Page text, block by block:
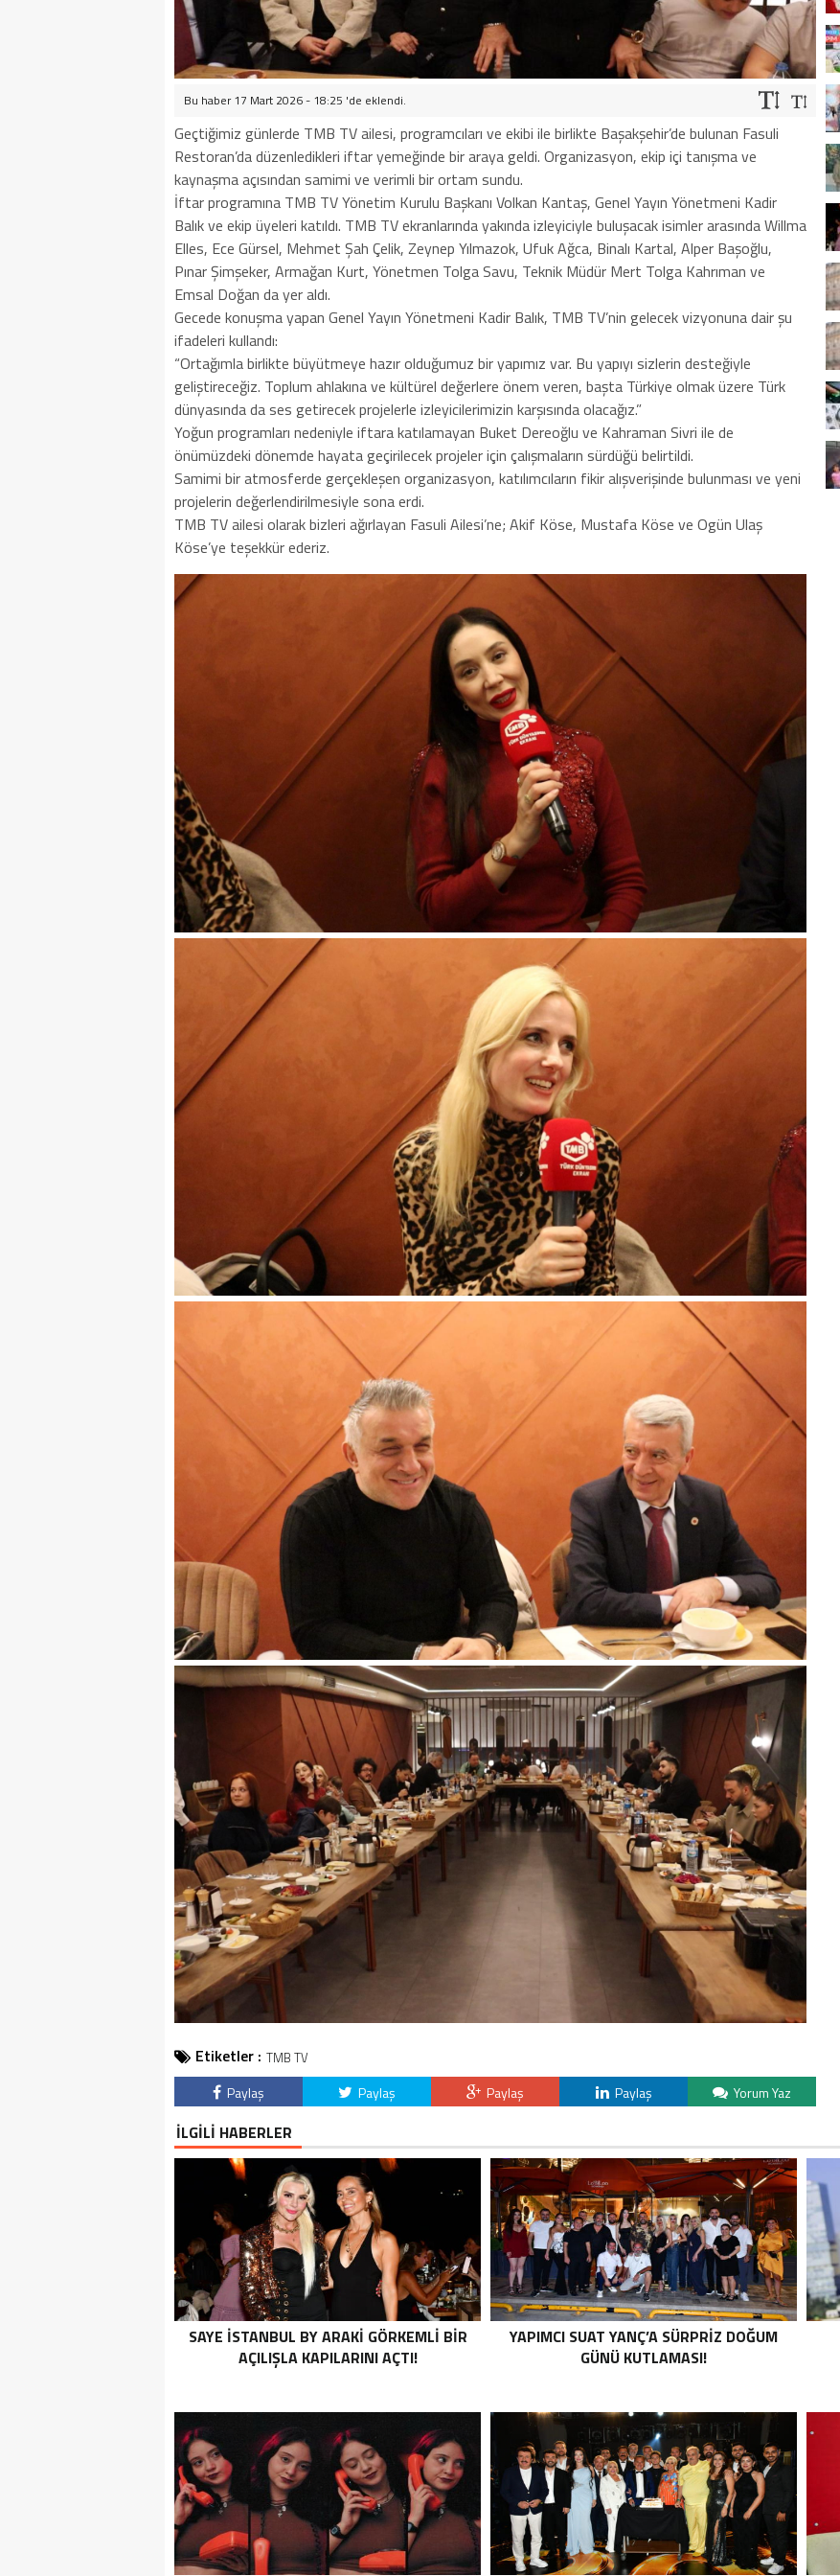
Bu haber 17 Mart 2026 - 18:25 'de eklendi.
Geçtiğimiz günlerde TMB TV ailesi, programcıları ve ekibi ile birlikte Başakşehir’de bulunan Fasuli
Restoran’da düzenledikleri iftar yemeğinde bir araya geldi. Organizasyon, ekip içi tanışma ve
kaynaşma açısından samimi ve verimli bir ortam sundu.
İftar programına TMB TV Yönetim Kurulu Başkanı Volkan Kantaş, Genel Yayın Yönetmeni Kadir
Balık ve ekip üyeleri katıldı. TMB TV ekranlarında yakında izleyiciyle buluşacak isimler arasında Willma
Elles, Ece Gürsel, Mehmet Şah Çelik, Zeynep Yılmazok, Ufuk Ağca, Binalı Kartal, Alper Başoğlu,
Pınar Şimşeker, Armağan Kurt, Yönetmen Tolga Savu, Teknik Müdür Mert Tolga Kahrıman ve
Emsal Doğan da yer aldı.
Gecede konuşma yapan Genel Yayın Yönetmeni Kadir Balık, TMB TV’nin gelecek vizyonuna dair şu
ifadeleri kullandı:
“Ortağımla birlikte büyütmeye hazır olduğumuz bir yapımız var. Bu yapıyı sizlerin desteğiyle
geliştireceğiz. Toplum ahlakına ve kültürel değerlere önem veren, başta Türkiye olmak üzere Türk
dünyasında da ses getirecek projelerle izleyicilerimizin karşısında olacağız.”
Yoğun programları nedeniyle iftara katılamayan Buket Dereoğlu ve Kahraman Sivri ile de
önümüzdeki dönemde hayata geçirilecek projeler için çalışmaların sürdüğü belirtildi.
Samimi bir atmosferde gerçekleşen organizasyon, katılımcıların fikir alışverişinde bulunması ve yeni
projelerin değerlendirilmesiyle sona erdi.
TMB TV ailesi olarak bizleri ağırlayan Fasuli Ailesi’ne; Akif Köse, Mustafa Köse ve Ogün Ulaş
Köse’ye teşekkür ederiz.
Etiketler : TMB TV
Paylaş Paylaş Paylaş Paylaş Yorum Yaz
İLGİLİ HABERLER
SAYE İSTANBUL BY ARAKİ GÖRKEMLİ BİR
AÇILIŞLA KAPILARINI AÇTI!
YAPIMCI SUAT YANÇ’A SÜRPRIZ DOĞUM
GÜNÜ KUTLAMASI!